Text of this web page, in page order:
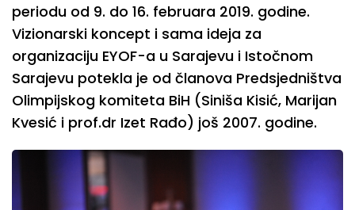
periodu od 9. do 16. februara 2019. godine.
Vizionarski koncept i sama ideja za
organizaciju EYOF-a u Sarajevu i Istočnom
Sarajevu potekla je od članova Predsjedništva
Olimpijskog komiteta BiH (Siniša Kisić, Marijan
Kvesić i prof.dr Izet Rađo) još 2007. godine.